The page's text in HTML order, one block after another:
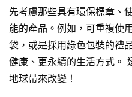
先考慮那些具有環保標章、
能的產品。例如，可重複使
袋，或是採用綠色包裝的禮
健康、更永續的生活方式。
地球帶來改變！